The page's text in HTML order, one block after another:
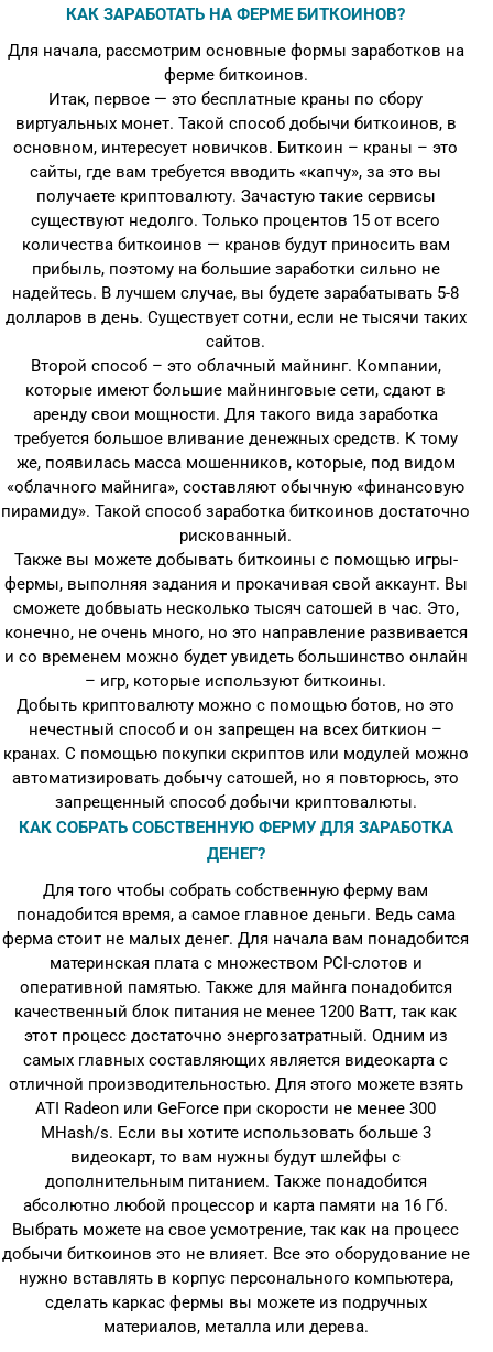
КАК ЗАРАБОТАТЬ НА ФЕРМЕ БИТКОИНОВ?
Для начала, рассмотрим основные формы заработков на
ферме биткоинов.
Итак, первое — это бесплатные краны по сбору
виртуальных монет. Такой способ добычи биткоинов, в
основном, интересует новичков. Биткоин – краны – это
сайты, где вам требуется вводить «капчу», за это вы
получаете криптовалюту. Зачастую такие сервисы
существуют недолго. Только процентов 15 от всего
количества биткоинов — кранов будут приносить вам
прибыль, поэтому на большие заработки сильно не
надейтесь. В лучшем случае, вы будете зарабатывать 5-8
долларов в день. Существует сотни, если не тысячи таких
сайтов.
Второй способ – это облачный майнинг. Компании,
которые имеют большие майнинговые сети, сдают в
аренду свои мощности. Для такого вида заработка
требуется большое вливание денежных средств. К тому
же, появилась масса мошенников, которые, под видом
«облачного майнига», составляют обычную «финансовую
пирамиду». Такой способ заработка биткоинов достаточно
рискованный.
Также вы можете добывать биткоины с помощью игры-
фермы, выполняя задания и прокачивая свой аккаунт. Вы
сможете добвыать несколько тысяч сатошей в час. Это,
конечно, не очень много, но это направление развивается
и со временем можно будет увидеть большинство онлайн
– игр, которые используют биткоины.
Добыть криптовалюту можно с помощью ботов, но это
нечестный способ и он запрещен на всех биткион –
кранах. С помощью покупки скриптов или модулей можно
автоматизировать добычу сатошей, но я повторюсь, это
запрещенный способ добычи криптовалюты.
КАК СОБРАТЬ СОБСТВЕННУЮ ФЕРМУ ДЛЯ ЗАРАБОТКА
ДЕНЕГ?
Для того чтобы собрать собственную ферму вам
понадобится время, а самое главное деньги. Ведь сама
ферма стоит не малых денег. Для начала вам понадобится
материнская плата с множеством PCI-слотов и
оперативной памятью. Также для майнга понадобится
качественный блок питания не менее 1200 Ватт, так как
этот процесс достаточно энергозатратный. Одним из
самых главных составляющих является видеокарта с
отличной производительностью. Для этого можете взять
ATI Radeon или GeForce при скорости не менее 300
MHash/s. Если вы хотите использовать больше 3
видеокарт, то вам нужны будут шлейфы с
дополнительным питанием. Также понадобится
абсолютно любой процессор и карта памяти на 16 Гб.
Выбрать можете на свое усмотрение, так как на процесс
добычи биткоинов это не влияет. Все это оборудование не
нужно вставлять в корпус персонального компьютера,
сделать каркас фермы вы можете из подручных
материалов, металла или дерева.